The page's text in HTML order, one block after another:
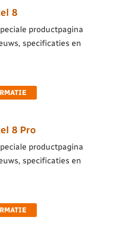
8
productpagina
specificaties en
8 Pro
productpagina
specificaties en